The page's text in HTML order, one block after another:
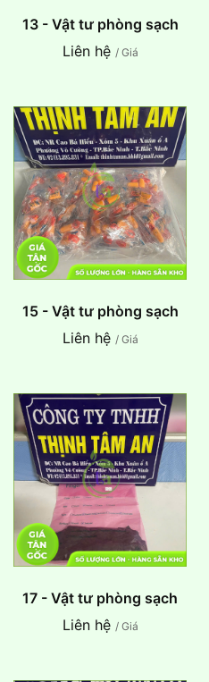
13 - Vật tư phòng sạch
Liên hệ / Giá
15 - Vật tư phòng sạch
Liên hệ / Giá
17 - Vật tư phòng sạch
Liên hệ / Giá